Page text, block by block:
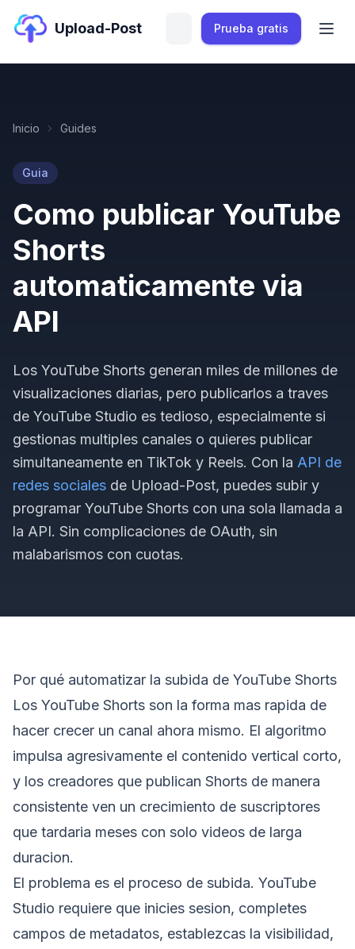
Upload-Post Prueba gratis
Inicio Guides
Guia
Como publicar YouTube
Shorts
automaticamente via
API
Los YouTube Shorts generan miles de millones de
visualizaciones diarias, pero publicarlos a traves
de YouTube Studio es tedioso, especialmente si
gestionas multiples canales o quieres publicar
simultaneamente en TikTok y Reels. Con la API de
redes sociales de Upload-Post, puedes subir y
programar YouTube Shorts con una sola llamada a
la API. Sin complicaciones de OAuth, sin
malabarismos con cuotas.
Por qué automatizar la subida de YouTube Shorts
Los YouTube Shorts son la forma mas rapida de
hacer crecer un canal ahora mismo. El algoritmo
impulsa agresivamente el contenido vertical corto,
y los creadores que publican Shorts de manera
consistente ven un crecimiento de suscriptores
que tardaria meses con solo videos de larga
duracion.
El problema es el proceso de subida. YouTube
Studio requiere que inicies sesion, completes
campos de metadatos, establezcas la visibilidad,